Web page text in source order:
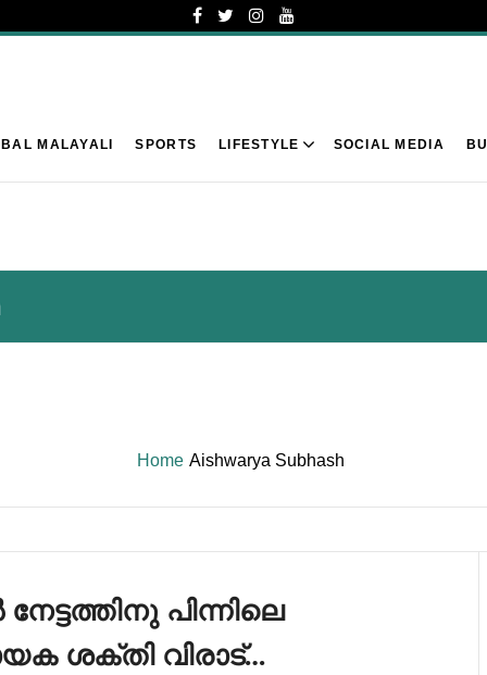
MALAYALI SPORTS LIFESTYLE SOCIAL MEDIA
Home Aishwarya Subhash
പിന്നിലെ
ശക്തി വിരാട്